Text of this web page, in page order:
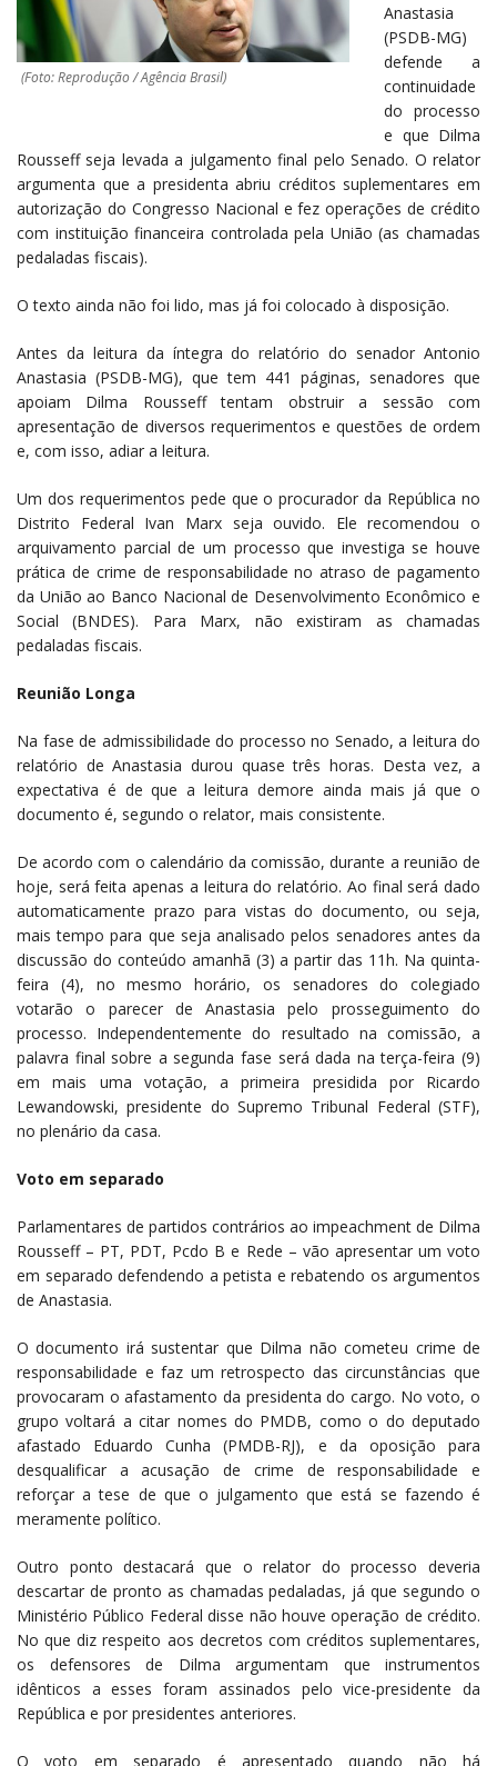
(Foto: Reprodução / Agência Brasil)
Anastasia
(PSDB-MG)
defende a
continuidade
do processo
e que Dilma
Rousseff seja levada a julgamento final pelo Senado. O relator
argumenta que a presidenta abriu créditos suplementares em
autorização do Congresso Nacional e fez operações de crédito
com instituição financeira controlada pela União (as chamadas
pedaladas fiscais).
O texto ainda não foi lido, mas já foi colocado à disposição.
Antes da leitura da íntegra do relatório do senador Antonio
Anastasia (PSDB-MG), que tem 441 páginas, senadores que
apoiam Dilma Rousseff tentam obstruir a sessão com
apresentação de diversos requerimentos e questões de ordem
e, com isso, adiar a leitura.
Um dos requerimentos pede que o procurador da República no
Distrito Federal Ivan Marx seja ouvido. Ele recomendou o
arquivamento parcial de um processo que investiga se houve
prática de crime de responsabilidade no atraso de pagamento
da União ao Banco Nacional de Desenvolvimento Econômico e
Social (BNDES). Para Marx, não existiram as chamadas
pedaladas fiscais.
Reunião Longa
Na fase de admissibilidade do processo no Senado, a leitura do
relatório de Anastasia durou quase três horas. Desta vez, a
expectativa é de que a leitura demore ainda mais já que o
documento é, segundo o relator, mais consistente.
De acordo com o calendário da comissão, durante a reunião de
hoje, será feita apenas a leitura do relatório. Ao final será dado
automaticamente prazo para vistas do documento, ou seja,
mais tempo para que seja analisado pelos senadores antes da
discussão do conteúdo amanhã (3) a partir das 11h. Na quinta-
feira (4), no mesmo horário, os senadores do colegiado
votarão o parecer de Anastasia pelo prosseguimento do
processo. Independentemente do resultado na comissão, a
palavra final sobre a segunda fase será dada na terça-feira (9)
em mais uma votação, a primeira presidida por Ricardo
Lewandowski, presidente do Supremo Tribunal Federal (STF),
no plenário da casa.
Voto em separado
Parlamentares de partidos contrários ao impeachment de Dilma
Rousseff – PT, PDT, Pcdo B e Rede – vão apresentar um voto
em separado defendendo a petista e rebatendo os argumentos
de Anastasia.
O documento irá sustentar que Dilma não cometeu crime de
responsabilidade e faz um retrospecto das circunstâncias que
provocaram o afastamento da presidenta do cargo. No voto, o
grupo voltará a citar nomes do PMDB, como o do deputado
afastado Eduardo Cunha (PMDB-RJ), e da oposição para
desqualificar a acusação de crime de responsabilidade e
reforçar a tese de que o julgamento que está se fazendo é
meramente político.
Outro ponto destacará que o relator do processo deveria
descartar de pronto as chamadas pedaladas, já que segundo o
Ministério Público Federal disse não houve operação de crédito.
No que diz respeito aos decretos com créditos suplementares,
os defensores de Dilma argumentam que instrumentos
idênticos a esses foram assinados pelo vice-presidente da
República e por presidentes anteriores.
O voto em separado é apresentado quando não há